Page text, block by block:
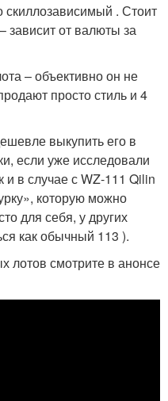
. Стоит
зависит от валюты за
– объективно он не
просто стиль и 4
выкупить его в
если уже исследовали
и в случае с WZ-111 Qilin
которую можно
для себя, у других
как обычный 113 ).
лотов смотрите в анонсе